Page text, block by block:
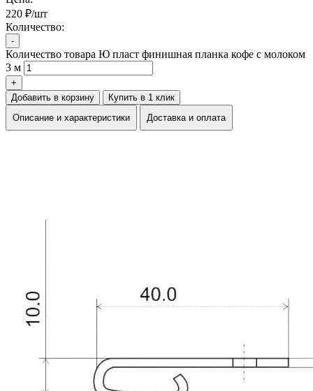
220 ₽/шт
Количество:
-
Количество товара Ю пласт финишная планка кофе с молоком
3 м
+
Добавить в корзину
Купить в 1 клик
Описание и характеристики
Доставка и оплата